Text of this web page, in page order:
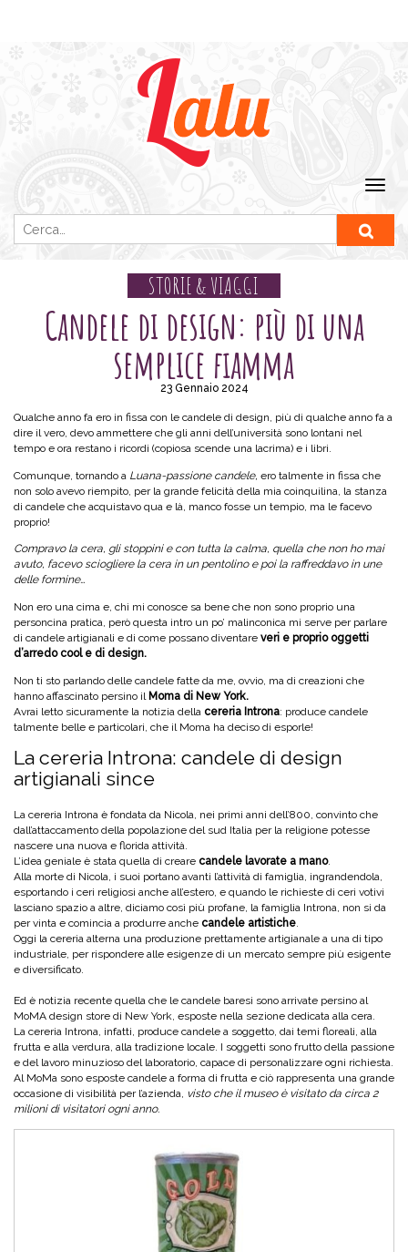
STORIE & VIAGGI
Candele di design: più di una
semplice fiamma
23 Gennaio 2024
Qualche anno fa ero in fissa con le candele di design, più di qualche anno fa a
dire il vero, devo ammettere che gli anni dell’università sono lontani nel
tempo e ora restano i ricordi (copiosa scende una lacrima) e i libri.
Comunque, tornando a Luana-passione candele, ero talmente in fissa che
non solo avevo riempito, per la grande felicità della mia coinquilina, la stanza
di candele che acquistavo qua e là, manco fosse un tempio, ma le facevo
proprio!
Compravo la cera, gli stoppini e con tutta la calma, quella che non ho mai
avuto, facevo sciogliere la cera in un pentolino e poi la raffreddavo in une
delle formine…
Non ero una cima e, chi mi conosce sa bene che non sono proprio una
personcina pratica, però questa intro un po’ malinconica mi serve per parlare
di candele artigianali e di come possano diventare veri e proprio oggetti
d’arredo cool e di design.
Non ti sto parlando delle candele fatte da me, ovvio, ma di creazioni che
hanno affascinato persino il Moma di New York.
Avrai letto sicuramente la notizia della cereria Introna: produce candele
talmente belle e particolari, che il Moma ha deciso di esporle!
La cereria Introna: candele di design
artigianali since
La cereria Introna è fondata da Nicola, nei primi anni dell’800, convinto che
dall’attaccamento della popolazione del sud Italia per la religione potesse
nascere una nuova e florida attività.
L’idea geniale è stata quella di creare candele lavorate a mano.
Alla morte di Nicola, i suoi portano avanti l’attività di famiglia, ingrandendola,
esportando i ceri religiosi anche all’estero, e quando le richieste di ceri votivi
lasciano spazio a altre, diciamo così più profane, la famiglia Introna, non si da
per vinta e comincia a produrre anche candele artistiche.
Oggi la cereria alterna una produzione prettamente artigianale a una di tipo
industriale, per rispondere alle esigenze di un mercato sempre più esigente
e diversificato.
Ed è notizia recente quella che le candele baresi sono arrivate persino al
MoMA design store di New York, esposte nella sezione dedicata alla cera.
La cereria Introna, infatti, produce candele a soggetto, dai temi floreali, alla
frutta e alla verdura, alla tradizione locale. I soggetti sono frutto della passione
e del lavoro minuzioso del laboratorio, capace di personalizzare ogni richiesta.
Al MoMa sono esposte candele a forma di frutta e ciò rappresenta una grande
occasione di visibilità per l’azienda, visto che il museo è visitato da circa 2
milioni di visitatori ogni anno.